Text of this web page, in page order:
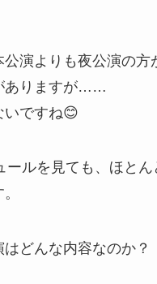
演よりも夜公演の方
ありますが……
いですね😊
ールを見ても、ほとん
どんな内容なのか？